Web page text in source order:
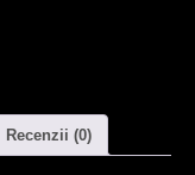
Recenzii (0)